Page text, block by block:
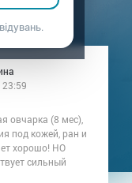
овчарка (8 мес),
под кожей, ран и
хорошо! НО
сильный